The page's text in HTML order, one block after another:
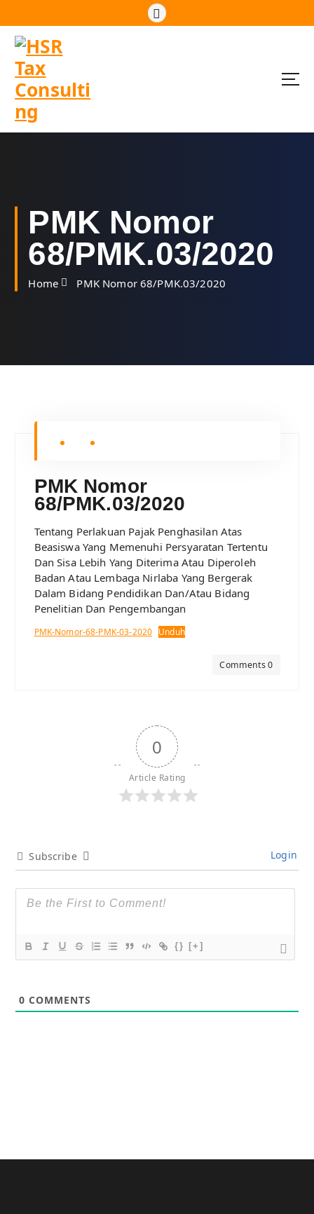
k
n
PMK Nomor
68/PMK.03/2020
Home PMK Nomor 68/PMK.03/2020
PMK Nomor
68/PMK.03/2020
Tentang Perlakuan Pajak Penghasilan Atas
Beasiswa Yang Memenuhi Persyaratan Tertentu
Dan Sisa Lebih Yang Diterima Atau Diperoleh
Badan Atau Lembaga Nirlaba Yang Bergerak
Dalam Bidang Pendidikan Dan/Atau Bidang
Penelitian Dan Pengembangan
PMK-Nomor-68-PMK-03-2020 Unduh
Comments 0
0
Article Rating
Subscribe Login
{} [+]
0 COMMENTS